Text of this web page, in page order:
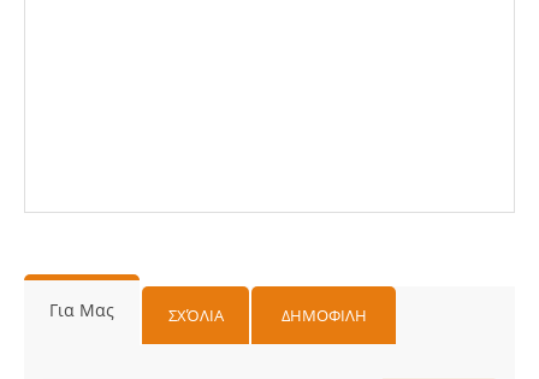
Για Μας ΣΧΌΛΙΑ ΔΗΜΟΦΙΛΗ